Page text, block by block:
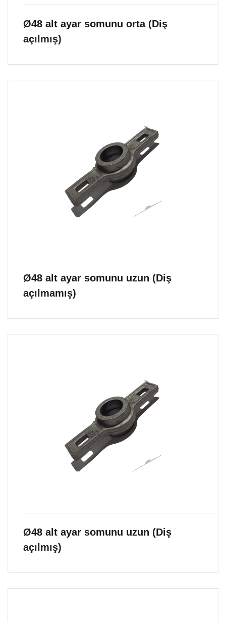
Ø48 alt ayar somunu orta (Diş
açılmış)
Ø48 alt ayar somunu uzun (Diş
açılmamış)
Ø48 alt ayar somunu uzun (Diş
açılmış)